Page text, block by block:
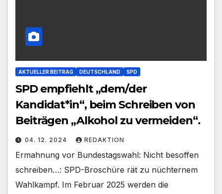
AKTUELLER BEITRAG DEUTSCHLAND SPD
SPD empfiehlt „dem/der
Kandidat*in“, beim Schreiben von
Beiträgen „Alkohol zu vermeiden“.
04. 12. 2024 REDAKTION
Ermahnung vor Bundestagswahl: Nicht besoffen
schreiben…: SPD-Broschüre rät zu nüchternem
Wahlkampf. Im Februar 2025 werden die